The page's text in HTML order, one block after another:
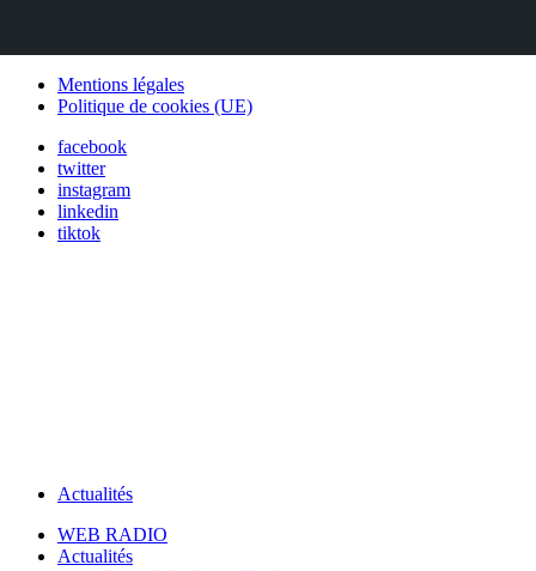
Mentions légales
Politique de cookies (UE)
facebook
twitter
instagram
linkedin
tiktok
Actualités
WEB RADIO
Actualités